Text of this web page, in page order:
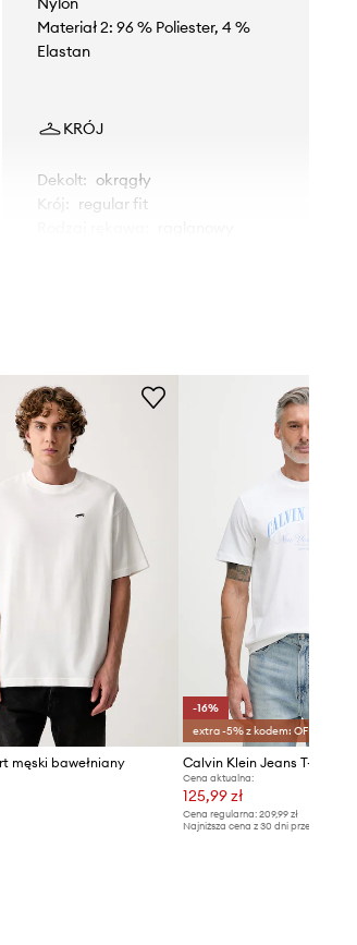
Materiał 2: 96 % Poliester, 4 %
Elastan
KRÓJ
Dekolt: okrągły
Krój
regular fit
wzrostu i ma na sobie rozmiar M.
Rozmiarówka standardowa
Zalecamy wybór rozmiaru, jaki nosisz
zazwyczaj.
Tabela rozmiarów
męski bawełniany
-16%
extra -5% z kodem: OFF*
Cena aktualna:
125,99 zł
Cena regularna: 209,99 zł
Najniższa cena z 30 dni przed obniżką: